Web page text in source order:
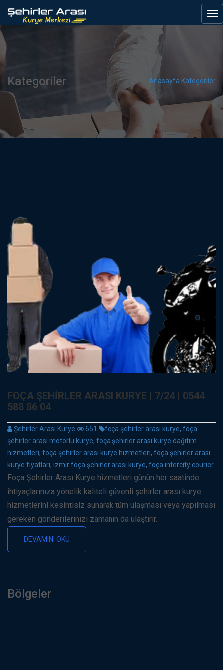
Kategoriler Anasayfa Kategoriler
FOÇA ŞEHIRLER ARASI KURYE | 7/24 | 0544
588 86 04
Şehirler Arası Kurye 651
foça şehirler arası kurye, foça
şehirler arası motorlu kurye, foça şehirler arası kurye dağıtım
hizmetleri, foça şehirler arası kurye hizmetleri, foça şehirler arası
kurye fiyatları, izmir foça şehirler arası kurye, foça intercity courier
Foça Şehirler Arası Kurye hizmetleri günün her saatinde
ihtiyaçlarınıza yönelik kaliteli güvenli şehirler arası kurye
hizmetlerini kesintisiz sunarak tüm ulaşması veya yapılması
gereken gönderilerinizi zamanın da ulaştırır.
DEVAMINI OKU
Bölgeler